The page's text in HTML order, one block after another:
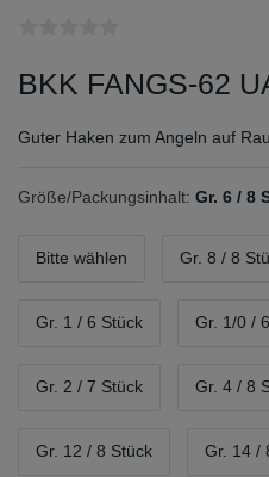
BKK FANGS-62
Guter Haken zum Angeln auf
Größe/Packungsinhalt: Gr. 6 / 8
Bitte wählen Gr. 8 / 8
Gr. 1 / 6 Stück Gr. 1/0 /
Gr. 2 / 7 Stück Gr. 4 / 8
Gr. 12 / 8 Stück Gr. 14 /